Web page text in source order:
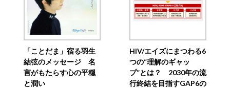
「ことだま」宿る羽生
結弦のメッセージ 名
言がもたらす心の平穏
と潤い
HIV/エイズにまつわる6
つの“理解のギャッ
プ”とは？ 2030年の流
行終結を目指すGAP6の